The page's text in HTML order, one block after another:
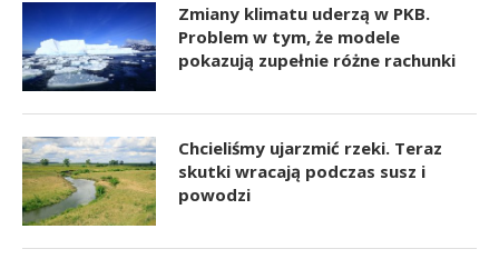
Zmiany klimatu uderzą w PKB.
Problem w tym, że modele
pokazują zupełnie różne rachunki
Chcieliśmy ujarzmić rzeki. Teraz
skutki wracają podczas susz i
powodzi